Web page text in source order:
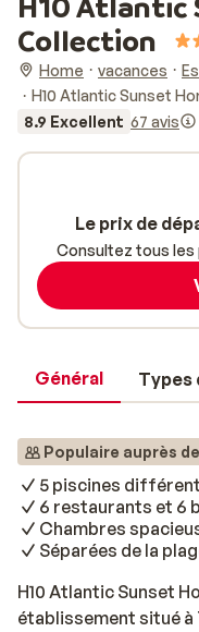
Collection
Home vacances
H10 Atlantic Sunset
8.9 Excellent 67 avis
Général Types
Populaire auprès
5 piscines
6 restaurants et 6
Chambres
Séparées de la
H10 Atlantic Sunset
établissement situé à
Le prix de
Consultez tous les